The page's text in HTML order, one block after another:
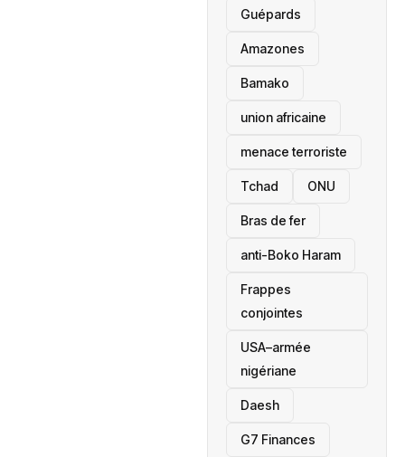
Guépards
Amazones
Bamako
union africaine
menace terroriste
‎Tchad ONU
Bras de fer
anti-Boko Haram
Frappes
conjointes
USA–armée
nigériane
Daesh
‎G7 Finances